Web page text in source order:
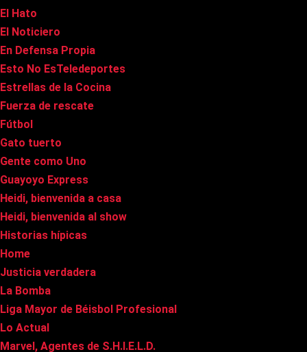
El Hato
El Noticiero
En Defensa Propia
Esto No EsTeledeportes
Estrellas de la Cocina
Fuerza de rescate
Fútbol
Gato tuerto
Gente como Uno
Guayoyo Express
Heidi, bienvenida a casa
Heidi, bienvenida al show
Historias hípicas
Home
Justicia verdadera
La Bomba
Liga Mayor de Béisbol Profesional
Lo Actual
Marvel, Agentes de S.H.I.E.L.D.